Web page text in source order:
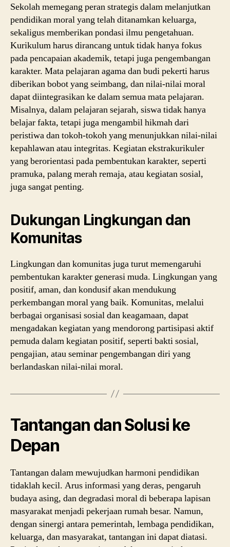
Sekolah memegang peran strategis dalam melanjutkan
pendidikan moral yang telah ditanamkan keluarga,
sekaligus memberikan pondasi ilmu pengetahuan.
Kurikulum harus dirancang untuk tidak hanya fokus
pada pencapaian akademik, tetapi juga pengembangan
karakter. Mata pelajaran agama dan budi pekerti harus
diberikan bobot yang seimbang, dan nilai-nilai moral
dapat diintegrasikan ke dalam semua mata pelajaran.
Misalnya, dalam pelajaran sejarah, siswa tidak hanya
belajar fakta, tetapi juga mengambil hikmah dari
peristiwa dan tokoh-tokoh yang menunjukkan nilai-nilai
kepahlawan atau integritas. Kegiatan ekstrakurikuler
yang berorientasi pada pembentukan karakter, seperti
pramuka, palang merah remaja, atau kegiatan sosial,
juga sangat penting.
Dukungan Lingkungan dan
Komunitas
Lingkungan dan komunitas juga turut memengaruhi
pembentukan karakter generasi muda. Lingkungan yang
positif, aman, dan kondusif akan mendukung
perkembangan moral yang baik. Komunitas, melalui
berbagai organisasi sosial dan keagamaan, dapat
mengadakan kegiatan yang mendorong partisipasi aktif
pemuda dalam kegiatan positif, seperti bakti sosial,
pengajian, atau seminar pengembangan diri yang
berlandaskan nilai-nilai moral.
Tantangan dan Solusi ke
Depan
Tantangan dalam mewujudkan harmoni pendidikan
tidaklah kecil. Arus informasi yang deras, pengaruh
budaya asing, dan degradasi moral di beberapa lapisan
masyarakat menjadi pekerjaan rumah besar. Namun,
dengan sinergi antara pemerintah, lembaga pendidikan,
keluarga, dan masyarakat, tantangan ini dapat diatasi.